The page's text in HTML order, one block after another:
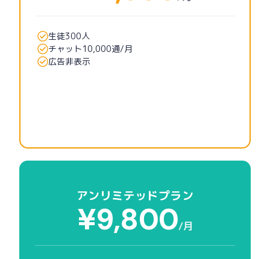
生徒300人
チャット10,000通/月
広告非表示
アンリミテッドプラン
¥9,800/月